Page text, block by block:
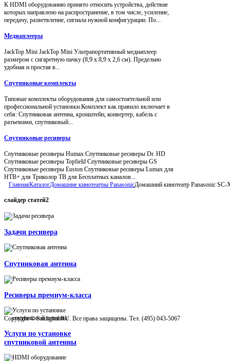
К HDMI оборудованию принято относить устройства, действие
которых направлено на распространение, в том числе, усиление,
передачу, разветвление, сигнала нужной конфигурации. По...
Медиаплееры
JackTop Mini JackTop Mini Ультрапортативный медиаплеер
размером с сигаретную пачку (8,9 x 8,9 x 2,6 см). Предельно
удобная и простая в...
Спутниковые комплекты
Типовые комплекты оборудования для самостоятельной или
профессиональной установки.Комплект как правило включает в
себя: Спутниковая антенна, кронштейн, конвертер, кабель с
разъемами, спутниковый...
Спутниковые ресиверы
Спутниковые ресиверы Humax Спутниковые ресиверы Dr. HD
Спутниковые ресиверы Topfield Спутниковые ресиверы GS
Спутниковые ресиверы Euston Спутниковые ресиверы Lumax для
НТВ+ для Триколор ТВ для Бесплатных каналов...
ГлавнаяКаталогДомашние кинотеатры PanasonicДомашний кинотеатр Panasonic SC-
слайдер статей2
Задачи ресивера
Спутниковая антенна
Ресиверы премиум-класса
Услуги по установке
спутниковой антенны
Copyright © Satdigital.RU. Все права защищены. Тел. (495) 043-5067